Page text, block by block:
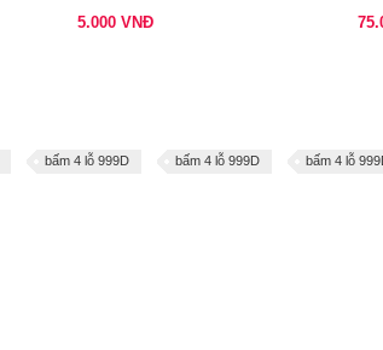
5.000 VNĐ
bấm 4 lỗ 999D bấm 4 lỗ 999D bấm 4 lỗ